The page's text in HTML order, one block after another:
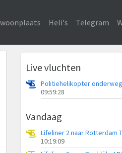
Heli's Telegram
Live vluchten
09:59:28
Vandaag
Lifeliner 2 naar Rotterdam
10:19:09